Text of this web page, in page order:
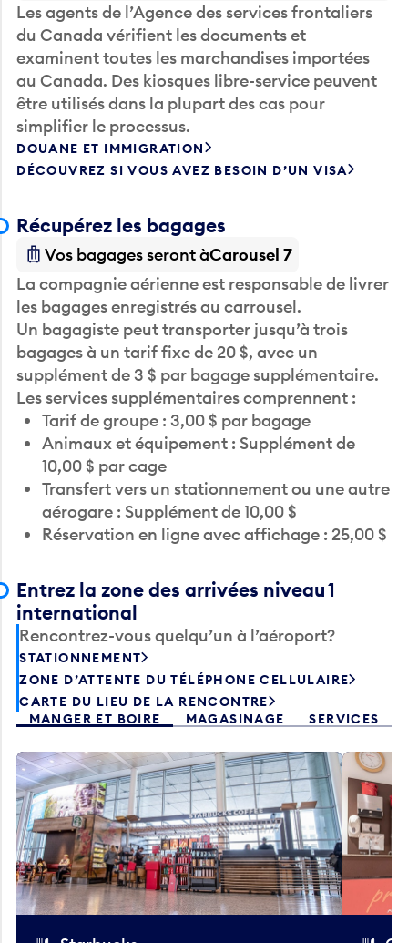
Les agents de l’Agence des services frontaliers
du Canada vérifient les documents et
examinent toutes les marchandises importées
au Canada. Des kiosques libre-service peuvent
être utilisés dans la plupart des cas pour
simplifier le processus.
DOUANE ET IMMIGRATION
DÉCOUVREZ SI VOUS AVEZ BESOIN D’UN VISA
Récupérez les bagages
Vos bagages seront àCarousel 7
La compagnie aérienne est responsable de livrer
les bagages enregistrés au carrousel.
Un bagagiste peut transporter jusqu’à trois
bagages à un tarif fixe de 20 $, avec un
supplément de 3 $ par bagage supplémentaire.
Les services supplémentaires comprennent :
Tarif de groupe : 3,00 $ par bagage
Animaux et équipement : Supplément de
10,00 $ par cage
Transfert vers un stationnement ou une autre
aérogare : Supplément de 10,00 $
Réservation en ligne avec affichage : 25,00 $
Entrez la zone des arrivées niveau 1
international
Rencontrez-vous quelqu’un à l’aéroport?
STATIONNEMENT
ZONE D’ATTENTE DU TÉLÉPHONE CELLULAIRE
CARTE DU LIEU DE LA RENCONTRE
MANGER ET BOIRE
MAGASINAGE SERVICES